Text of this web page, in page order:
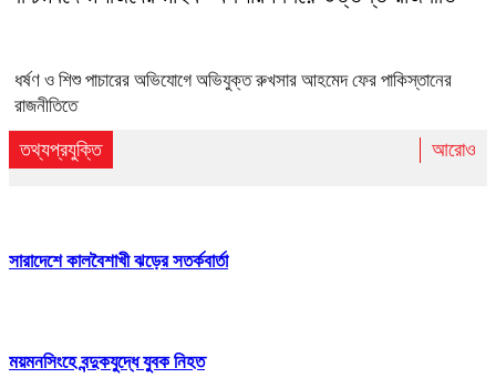
ধর্ষণ ও শিশু পাচারের অভিযোগে অভিযুক্ত রুখসার আহমেদ ফের পাকিস্তানের
রাজনীতিতে
তথ্যপ্রযুক্তি আরোও
সারাদেশে কালবৈশাখী ঝড়ের সতর্কবার্তা
ময়মনসিংহে বন্দুকযুদ্ধে যুবক নিহত